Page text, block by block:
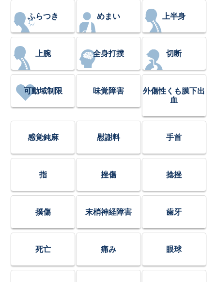
ふらつき めまい 上半身
上腕 全身打撲 切断
可動域制限 味覚障害
外傷性くも膜下出
血
感覚鈍麻 慰謝料 手首
指 挫傷 捻挫
撲傷 末梢神経障害 歯牙
死亡 痛み 眼球